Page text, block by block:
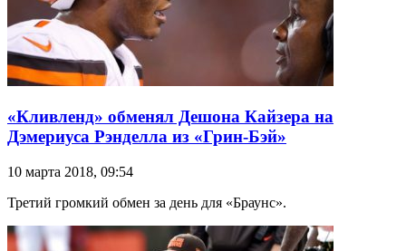
«Кливленд» обменял Дешона Кайзера на
Дэмериуса Рэнделла из «Грин-Бэй»
10 марта 2018, 09:54
Третий громкий обмен за день для «Браунс».